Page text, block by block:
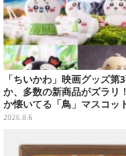
「ちいかわ」映画グッズ第
か、多数の新商品がズラリ
か懐いてる「鳥」マスコッ
面写アイテムなど必見のラ
2026.8.6